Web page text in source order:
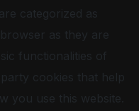
categorized as
as they are
functionalities of
cookies that help
you use this website.